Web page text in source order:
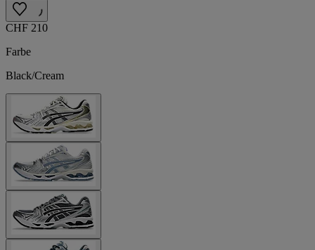
CHF 210
Farbe
Black/Cream